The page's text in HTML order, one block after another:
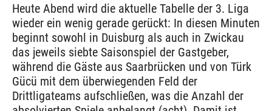
Heute Abend wird die aktuelle Tabelle der 3. Liga
wieder ein wenig gerade gerückt: In diesen Minuten
beginnt sowohl in Duisburg als auch in Zwickau
das jeweils siebte Saisonspiel der Gastgeber,
während die Gäste aus Saarbrücken und von Türk
Gücü mit dem überwiegenden Feld der
Drittligateams aufschließen, was die Anzahl der